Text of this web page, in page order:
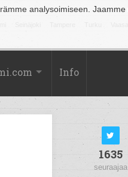
analysoimiseen.
Info
1635
seuraajaa